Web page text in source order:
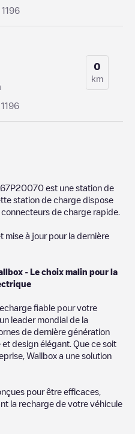
0
km
est une station de
station de charge dispose
de charge rapide.
mise à jour pour la dernière
- Le choix malin pour la
fiable pour votre
leader mondial de la
de dernière génération
design élégant. Que ce soit
Wallbox a une solution
pour être efficaces,
la recharge de votre véhicule